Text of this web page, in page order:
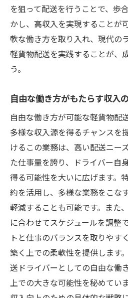
を狙って配送を行うことで、歩
かし、高収入を実現することが
軟な働き方を取り入れ、現代の
軽貨物配送を実践することが、
う。
自由な働き方がもたらす収入
自由な働き方が可能な軽貨物配
多様な収入源を得るチャンスを
けるこの業務は、高い配送ニー
た仕事量を誇り、ドライバー自
得る可能性を大いに広げます。
約を活用し、多様な業務をこな
軽減することも可能です。また
に合わせてスケジュールを調整
トと仕事のバランスを取りやす
築く上での柔軟性を提供します
送ドライバーとしての自由な働
上での大きな可能性を秘めてい